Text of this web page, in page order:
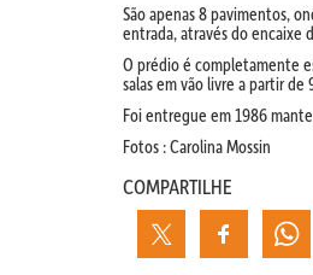
São apenas 8 pavimentos,
entrada, através do encaixe
O prédio é completamente
salas em vão livre a partir de
Foi entregue em 1986
Fotos : Carolina Mossin
COMPARTILHE